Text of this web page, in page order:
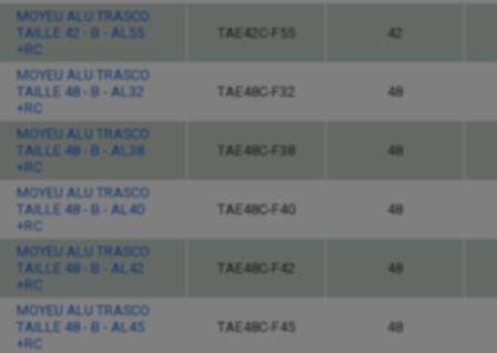
MOYEU ALU TRASCO
TAILLE 42 - B - AL55
+RC
TAE42C-F55 42
MOYEU ALU TRASCO
TAILLE 48 - B - AL32
+RC
TAE48C-F32 48
MOYEU ALU TRASCO
TAILLE 48 - B - AL38
+RC
TAE48C-F38 48
MOYEU ALU TRASCO
TAILLE 48 - B - AL40
+RC
TAE48C-F40 48
MOYEU ALU TRASCO
TAILLE 48 - B - AL42
+RC
TAE48C-F42 48
MOYEU ALU TRASCO
TAILLE 48 - B - AL45
+RC
TAE48C-F45 48